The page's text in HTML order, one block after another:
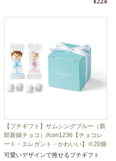
【プチギフト】サムシングブルー（新
郎新婦チョコ）//con1236【チョコレ
ート・エレガント・かわいい】※20個
よりご注文受付商品
可愛いデザインで推せるプチギフト